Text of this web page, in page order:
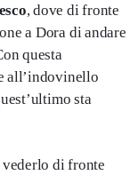
, dove di fronte
a Dora di andare
questa
all’indovinello
sta
vederlo di fronte